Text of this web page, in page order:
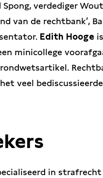
Spong, verdediger
van de rechtbank’,
Edith Hooge
minicollege
veel
in